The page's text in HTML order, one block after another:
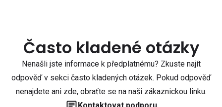
Často kladené otázky
Nenašli jste informace k předplatnému? Zkuste najít
odpověď v sekci často kladených otázek. Pokud odpověď
nenajdete ani zde, obraťte se na naši zákaznickou linku.